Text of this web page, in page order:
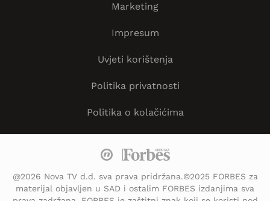
Marketing
Impresum
Uvjeti korištenja
Politika privatnosti
Politika o kolačićima
@2026 Nova TV d.d. sva prava pridržana.©2025 FORBES za
materijal objavljen u SAD i ostalim FORBES izdanjima sva